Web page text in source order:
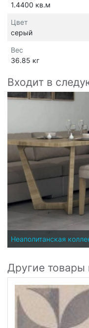
1.4400 кв.м
Цвет
серый
Вес
36.85 кг
Входит в
Неаполитанская
Другие товары